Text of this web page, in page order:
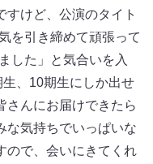
すけど、公演のタイト
を引き締めて頑張って
した」と気合いを入
、10期生にしか出せ
さんにお届けできたら
な気持ちでいっぱいな
ので、会いにきてくれ